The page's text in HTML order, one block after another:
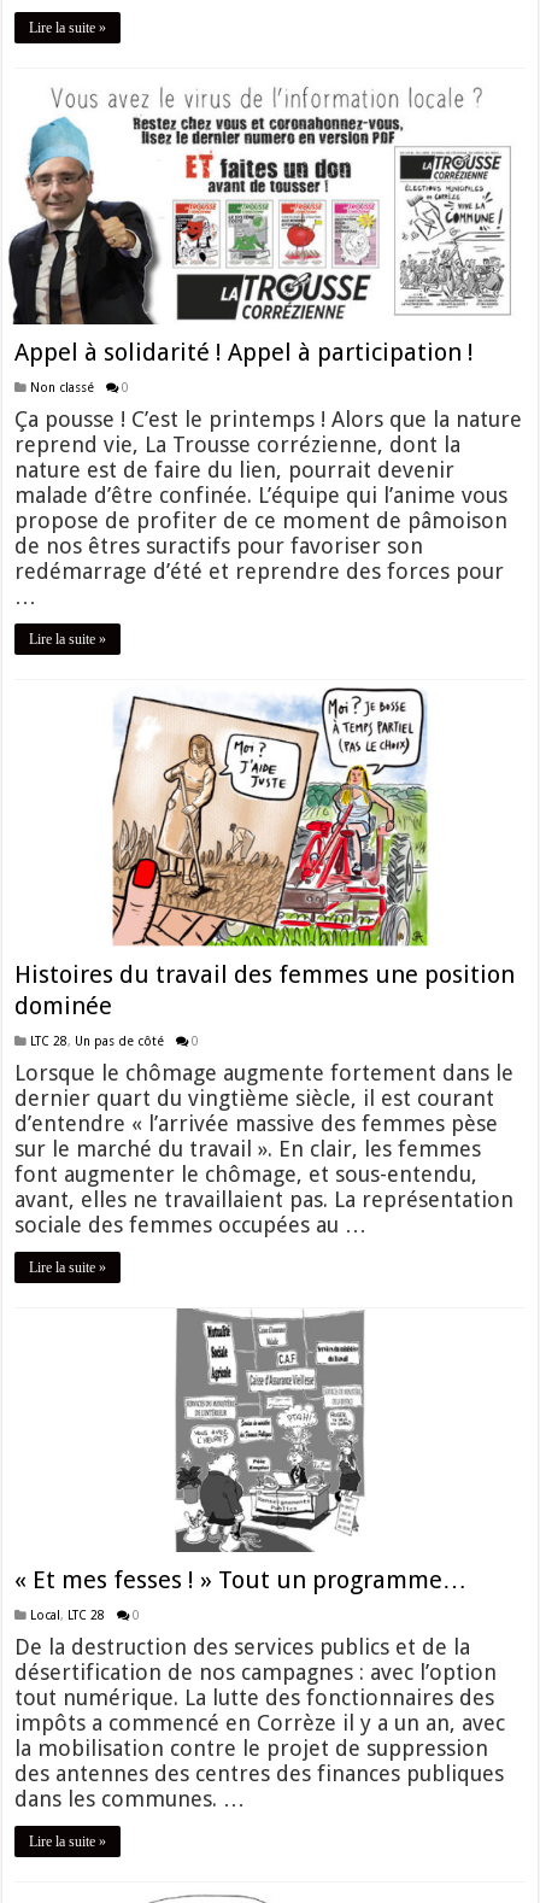
Lire la suite »
Appel à solidarité ! Appel à participation !
Non classé 0
Ça pousse ! C’est le printemps ! Alors que la nature
reprend vie, La Trousse corrézienne, dont la
nature est de faire du lien, pourrait devenir
malade d’être confinée. L’équipe qui l’anime vous
propose de profiter de ce moment de pâmoison
de nos êtres suractifs pour favoriser son
redémarrage d’été et reprendre des forces pour
…
Lire la suite »
Histoires du travail des femmes une position
dominée
LTC 28, Un pas de côté 0
Lorsque le chômage augmente fortement dans le
dernier quart du vingtième siècle, il est courant
d’entendre « l’arrivée massive des femmes pèse
sur le marché du travail ». En clair, les femmes
font augmenter le chômage, et sous-entendu,
avant, elles ne travaillaient pas. La représentation
sociale des femmes occupées au …
Lire la suite »
« Et mes fesses ! » Tout un programme…
Local, LTC 28 0
De la destruction des services publics et de la
désertification de nos campagnes : avec l’option
tout numérique. La lutte des fonctionnaires des
impôts a commencé en Corrèze il y a un an, avec
la mobilisation contre le projet de suppression
des antennes des centres des finances publiques
dans les communes. …
Lire la suite »